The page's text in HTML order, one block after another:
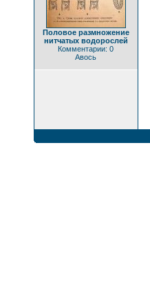
Половое размножение
нитчатых водорослей
Комментарии: 0
Авось